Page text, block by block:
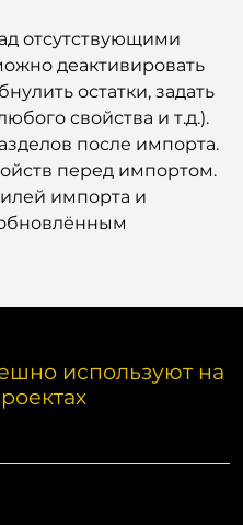
отсутствующими
деактивировать
остатки, задать
свойства и т.д.).
после импорта.
перед импортом.
импорта и
обновлённым
используют на